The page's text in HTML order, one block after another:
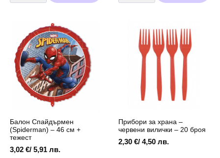
салфетки
Ready
for
Action
33x33
cм
броя
Спайдърмен
тежест
Балон Спайдърмен
(Spiderman) – 46 см +
тежест
3,02 €/ 5,91 лв.
Прибори за храна –
червени вилички – 20 броя
2,30 €/ 4,50 лв.